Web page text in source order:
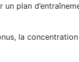
plan
la